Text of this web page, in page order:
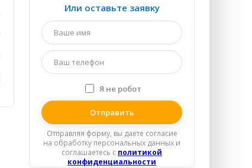
Или оставьте заявку
Ваше
имя
Ваш
телефон
спамер
Я не робот
Отправляя форму, вы даете согласие
на обработку персональных данных и
соглашаетесь c политикой
конфиденциальности